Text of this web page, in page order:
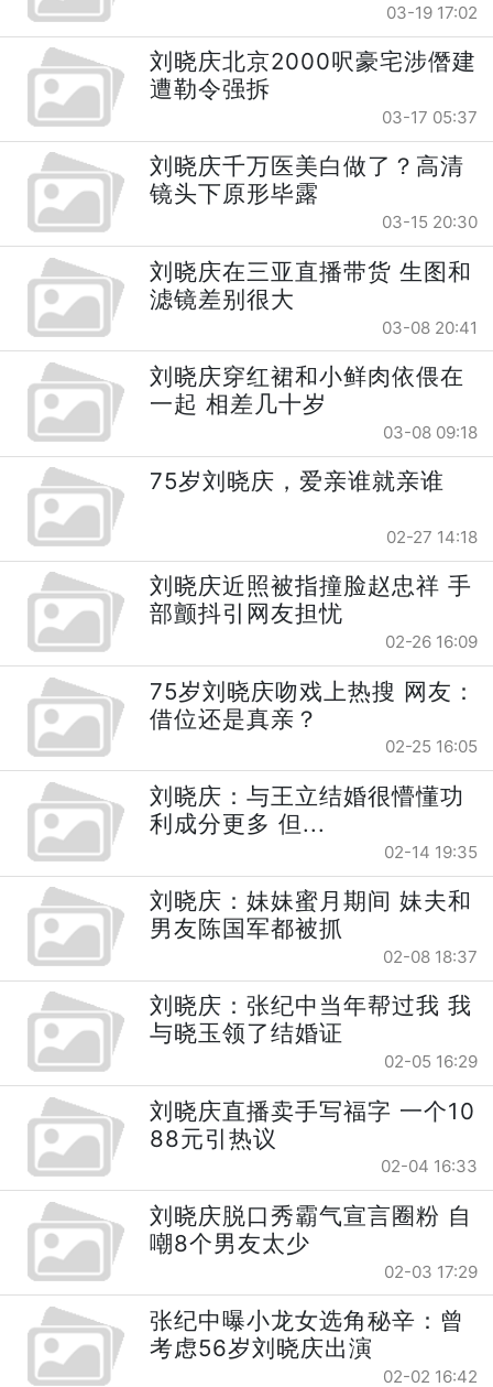
03-19 17:02
刘晓庆北京2000呎豪宅涉僭建
遭勒令强拆
03-17 05:37
刘晓庆千万医美白做了？高清
镜头下原形毕露
03-15 20:30
刘晓庆在三亚直播带货 生图和
滤镜差别很大
03-08 20:41
刘晓庆穿红裙和小鲜肉依偎在
一起 相差几十岁
03-08 09:18
75岁刘晓庆，爱亲谁就亲谁
02-27 14:18
刘晓庆近照被指撞脸赵忠祥 手
部颤抖引网友担忧
02-26 16:09
75岁刘晓庆吻戏上热搜 网友：
借位还是真亲？
02-25 16:05
刘晓庆：与王立结婚很懵懂功
利成分更多 但...
02-14 19:35
刘晓庆：妹妹蜜月期间 妹夫和
男友陈国军都被抓
02-08 18:37
刘晓庆：张纪中当年帮过我 我
与晓玉领了结婚证
02-05 16:29
刘晓庆直播卖手写福字 一个10
88元引热议
02-04 16:33
刘晓庆脱口秀霸气宣言圈粉 自
嘲8个男友太少
02-03 17:29
张纪中曝小龙女选角秘辛：曾
考虑56岁刘晓庆出演
02-02 16:42